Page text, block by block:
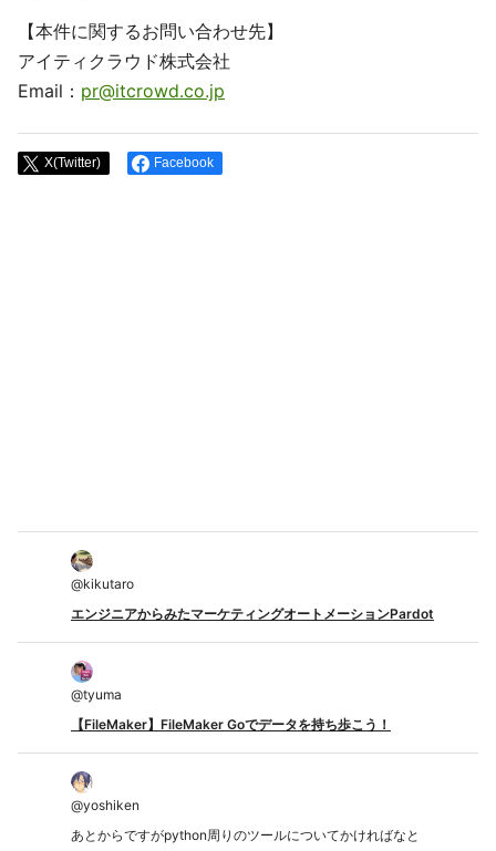
【本件に関するお問い合わせ先】
アイティクラウド株式会社
Email： pr@itcrowd.co.jp
X(Twitter) Facebook
@kikutaro
エンジニアからみたマーケティングオートメーションPardot
@tyuma
【FileMaker】FileMaker Goでデータを持ち歩こう！
@yoshiken
あとからですがpython周りのツールについてかければなと